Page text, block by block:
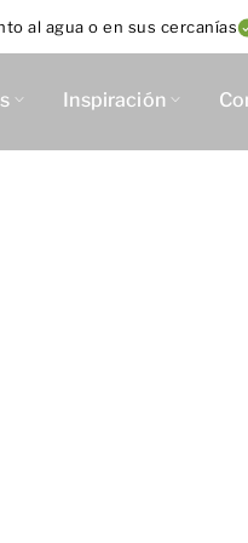
al agua o en sus cercanías
Inspiración
exclusivo de Holanda
Binnen de Dormio Water